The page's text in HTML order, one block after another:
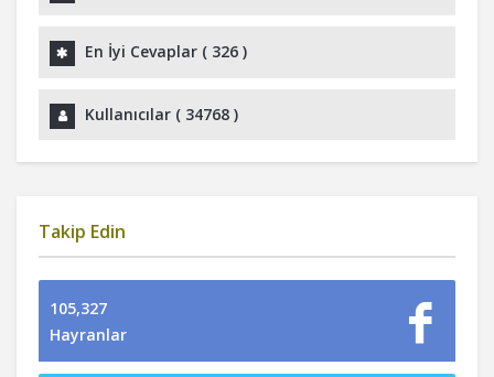
En İyi Cevaplar ( 326 )
Kullanıcılar ( 34768 )
Takip Edin
105,327
Hayranlar